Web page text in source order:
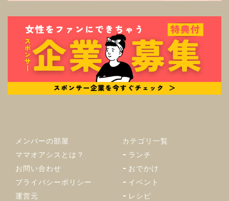
メンバーの部屋
ママオアシスとは？
お問い合わせ
プライバシーポリシー
運営元
カテゴリ一覧
ランチ
おでかけ
イベント
レシピ